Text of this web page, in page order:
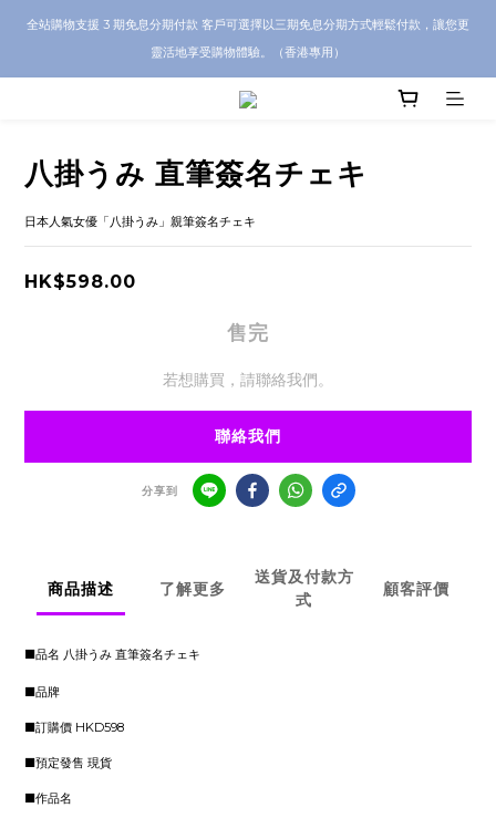
CRA5Y SHOP 全店 100% 正品保證｜支持香港本地 + 海外寄送｜💬 有任何問題？歡
迎 WhatsApp 聯絡我們查詢代購服務
全站購物支援 3 期免息分期付款 客戶可選擇以三期免息分期方式輕鬆付款，讓您更
靈活地享受購物體驗。（香港專用）
CRA5Y SHOP 全店 100% 正品保證｜支持香港本地 + 海外寄送｜💬 有任何問題？歡
八掛うみ 直筆簽名チェキ
日本人氣女優「八掛うみ」親筆簽名チェキ
HK$598.00
售完
若想購買，請聯絡我們。
聯絡我們
分享到
商品描述 了解更多
送貨及付款方
式
顧客評價
■品名 八掛うみ 直筆簽名チェキ
■品牌
■訂購價 HKD598
■預定發售 現貨
■作品名